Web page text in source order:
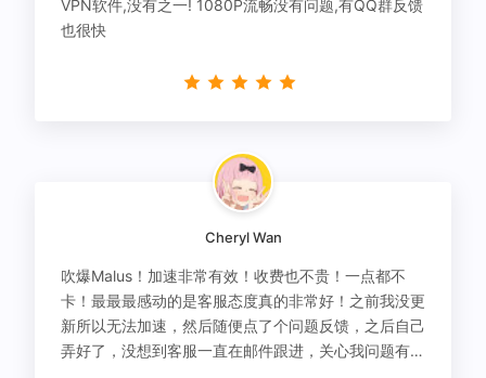
VPN软件,没有之一! 1080P流畅没有问题,有QQ群反馈
也很快
Cheryl Wan
吹爆Malus！加速非常有效！收费也不贵！一点都不
卡！最最最感动的是客服态度真的非常好！之前我没更
新所以无法加速，然后随便点了个问题反馈，之后自己
弄好了，没想到客服一直在邮件跟进，关心我问题有没